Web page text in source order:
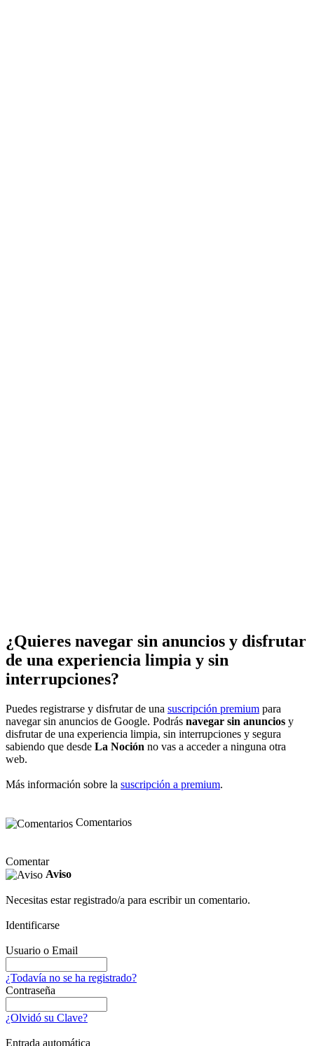
¿Quieres navegar sin anuncios y disfrutar
de una experiencia limpia y sin
interrupciones?
Puedes registrarse y disfrutar de una suscripción premium para
navegar sin anuncios de Google. Podrás navegar sin anuncios y
disfrutar de una experiencia limpia, sin interrupciones y segura
sabiendo que desde La Noción no vas a acceder a ninguna otra
web.
Más información sobre la suscripción a premium.
Comentarios
Comentar
Aviso
Necesitas estar registrado/a para escribir un comentario.
Identificarse
Usuario o Email
¿Todavía no se ha registrado?
Contraseña
¿Olvidó su Clave?
Entrada automática